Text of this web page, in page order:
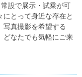
設で展示・試乗が可
とって身近な存在と
写真撮影を希望する
どなたでも気軽にご来